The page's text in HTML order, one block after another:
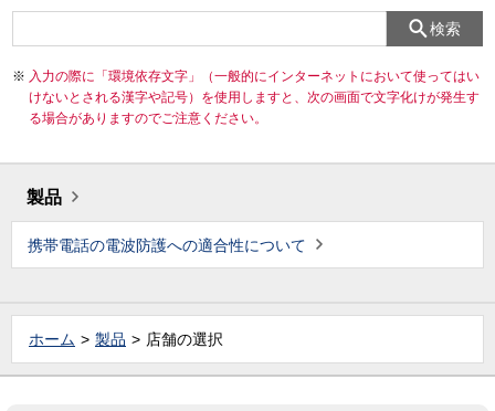
検索
入力の際に「環境依存文字」（一般的にインターネットにおいて使ってはい
けないとされる漢字や記号）を使用しますと、次の画面で文字化けが発生す
る場合がありますのでご注意ください。
製品
携帯電話の電波防護への適合性について
ホーム 製品 店舗の選択